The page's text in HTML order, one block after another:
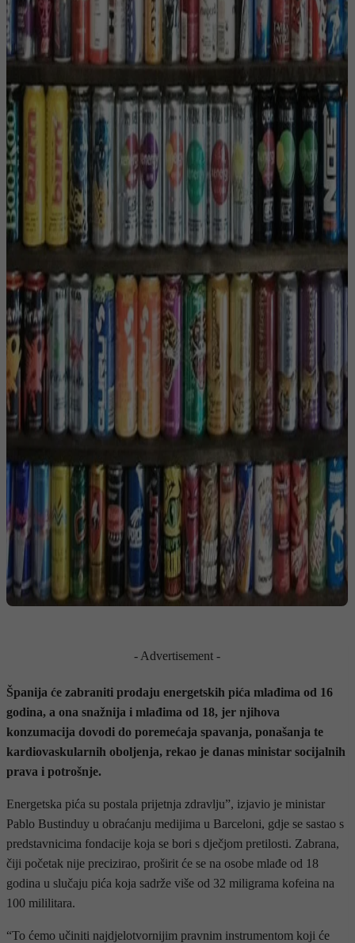
- Advertisement -
Španija će zabraniti prodaju energetskih pića mlađima od 16
godina, a ona snažnija i mlađima od 18, jer njihova
konzumacija dovodi do poremećaja spavanja, ponašanja te
kardiovaskularnih oboljenja, rekao je danas ministar socijalnih
prava i potrošnje.
Energetska pića su postala prijetnja zdravlju”, izjavio je ministar
Pablo Bustinduy u obraćanju medijima u Barceloni, gdje se sastao s
predstavnicima fondacije koja se bori s dječjom pretilosti. Zabrana,
čiji početak nije precizirao, proširit će se na osobe mlađe od 18
godina u slučaju pića koja sadrže više od 32 miligrama kofeina na
100 mililitara.
“To ćemo učiniti najdjelotvornijim pravnim instrumentom koji će